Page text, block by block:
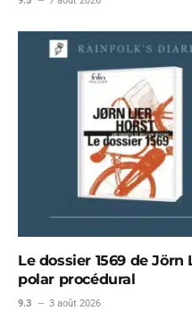
Le dossier 1569 de
polar procédural
9.3 3 août 2026